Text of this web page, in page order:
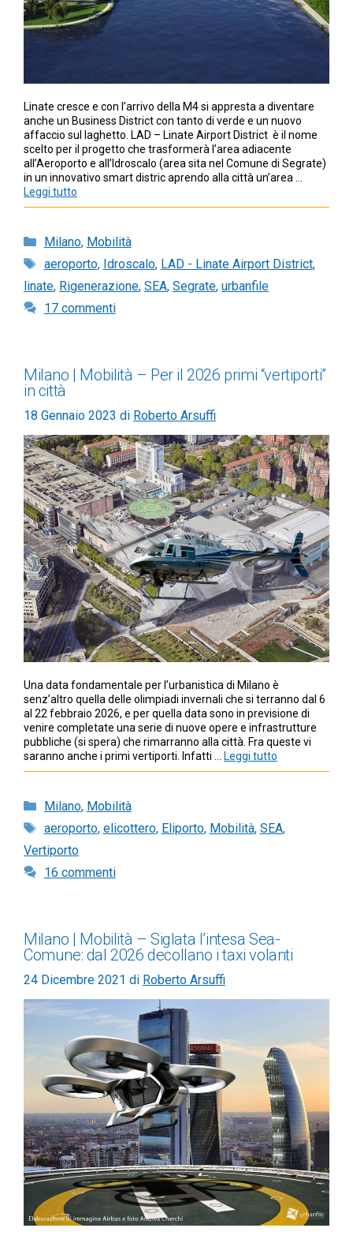
Linate cresce e con l’arrivo della M4 si appresta a diventare
anche un Business District con tanto di verde e un nuovo
affaccio sul laghetto. LAD – Linate Airport District è il nome
scelto per il progetto che trasformerà l’area adiacente
all’Aeroporto e all’Idroscalo (area sita nel Comune di Segrate)
in un innovativo smart distric aprendo alla città un’area …
Leggi tutto
Categorie
Milano, Mobilità
Tag
aeroporto, Idroscalo, LAD - Linate Airport District,
linate, Rigenerazione, SEA, Segrate, urbanfile
17 commenti
Milano | Mobilità – Per il 2026 primi “vertiporti”
in città
18 Gennaio 2023 di Roberto Arsuffi
Una data fondamentale per l’urbanistica di Milano è
senz’altro quella delle olimpiadi invernali che si terranno dal 6
al 22 febbraio 2026, e per quella data sono in previsione di
venire completate una serie di nuove opere e infrastrutture
pubbliche (si spera) che rimarranno alla città. Fra queste vi
saranno anche i primi vertiporti. Infatti …
Leggi tutto
Categorie
Milano, Mobilità
Tag
aeroporto, elicottero, Eliporto, Mobilità, SEA,
Vertiporto
16 commenti
Milano | Mobilità – Siglata l’intesa Sea-
Comune: dal 2026 decollano i taxi volanti
24 Dicembre 2021 di Roberto Arsuffi